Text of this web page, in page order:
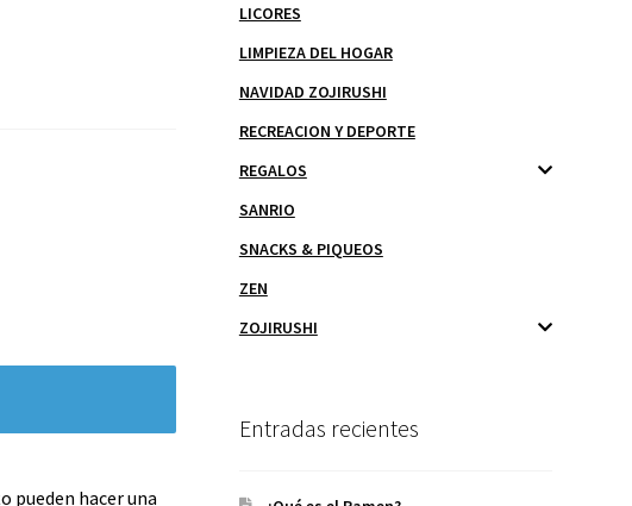
pueden hacer una
LICORES
LIMPIEZA DEL HOGAR
NAVIDAD ZOJIRUSHI
RECREACION Y DEPORTE
REGALOS
SANRIO
SNACKS & PIQUEOS
ZEN
ZOJIRUSHI
Entradas recientes